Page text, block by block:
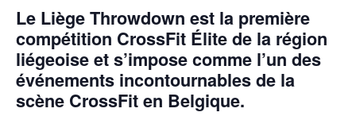
Le Liège Throwdown est la première
compétition CrossFit Élite de la région
liégeoise et s’impose comme l’un des
événements incontournables de la
scène CrossFit en Belgique.